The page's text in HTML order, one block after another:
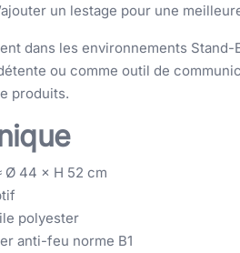
un lestage pour une
dans les environnements
ou comme outil de
produits.
Ø 44 × H 52 cm
polyester
anti-feu norme B1